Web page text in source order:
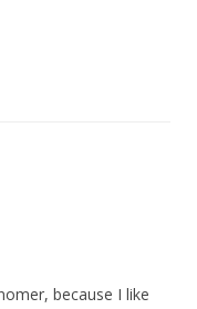
because I like